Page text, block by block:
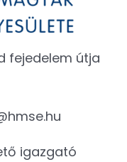
fejedelem útja
igazgató